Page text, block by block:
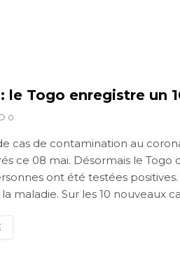
le Togo enregistre un
0
cas de contamination au
ce 08 mai. Désormais le Togo
ont été testées
maladie. Sur les 10 nouveaux